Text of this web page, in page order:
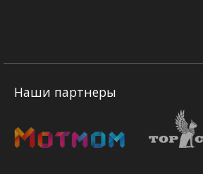
Наши партнеры